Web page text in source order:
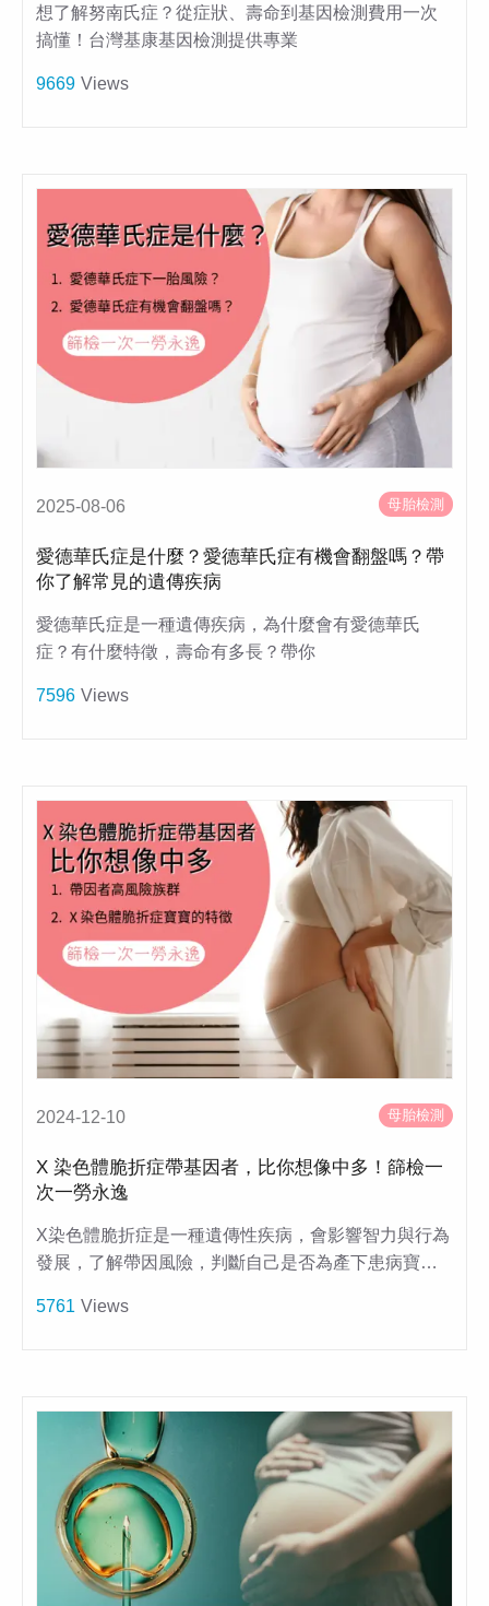
想了解努南氏症？從症狀、壽命到基因檢測費用一次
搞懂！台灣基康基因檢測提供專業
9669 Views
2025-08-06 母胎檢測
愛德華氏症是什麼？愛德華氏症有機會翻盤嗎？帶
你了解常見的遺傳疾病
愛德華氏症是一種遺傳疾病，為什麼會有愛德華氏
症？有什麼特徵，壽命有多長？帶你
7596 Views
2024-12-10 母胎檢測
X 染色體脆折症帶基因者，比你想像中多！篩檢一
次一勞永逸
X染色體脆折症是一種遺傳性疾病，會影響智力與行為
發展，了解帶因風險，判斷自己是否為產下患病寶…
5761 Views